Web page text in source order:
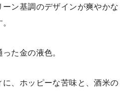
ン基調のデザインが爽やかな
た金の液色。
、ホッピーな苦味と、酒米の